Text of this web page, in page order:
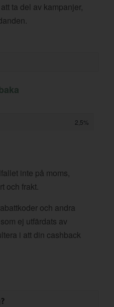
ta del av kampanjer,
2,5%
inte på moms,
och frakt.
och andra
ej utfärdats av
i att din cashback